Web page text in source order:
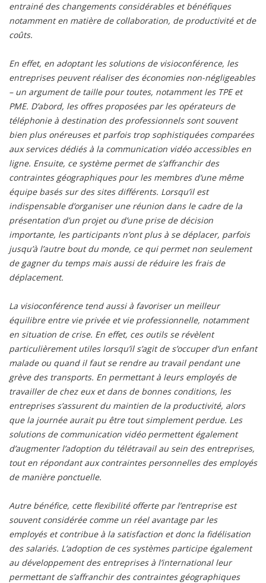
entrainé des changements considérables et bénéfiques
notamment en matière de collaboration, de productivité et de
coûts.
En effet, en adoptant les solutions de visioconférence, les
entreprises peuvent réaliser des économies non-négligeables
– un argument de taille pour toutes, notamment les TPE et
PME. D’abord, les offres proposées par les opérateurs de
téléphonie à destination des professionnels sont souvent
bien plus onéreuses et parfois trop sophistiquées comparées
aux services dédiés à la communication vidéo accessibles en
ligne. Ensuite, ce système permet de s’affranchir des
contraintes géographiques pour les membres d’une même
équipe basés sur des sites différents. Lorsqu’il est
indispensable d’organiser une réunion dans le cadre de la
présentation d’un projet ou d’une prise de décision
importante, les participants n’ont plus à se déplacer, parfois
jusqu’à l’autre bout du monde, ce qui permet non seulement
de gagner du temps mais aussi de réduire les frais de
déplacement.
La visioconférence tend aussi à favoriser un meilleur
équilibre entre vie privée et vie professionnelle, notamment
en situation de crise. En effet, ces outils se révèlent
particulièrement utiles lorsqu’il s’agit de s’occuper d’un enfant
malade ou quand il faut se rendre au travail pendant une
grève des transports. En permettant à leurs employés de
travailler de chez eux et dans de bonnes conditions, les
entreprises s’assurent du maintien de la productivité, alors
que la journée aurait pu être tout simplement perdue. Les
solutions de communication vidéo permettent également
d’augmenter l’adoption du télétravail au sein des entreprises,
tout en répondant aux contraintes personnelles des employés
de manière ponctuelle.
Autre bénéfice, cette flexibilité offerte par l’entreprise est
souvent considérée comme un réel avantage par les
employés et contribue à la satisfaction et donc la fidélisation
des salariés. L’adoption de ces systèmes participe également
au développement des entreprises à l’international leur
permettant de s’affranchir des contraintes géographiques